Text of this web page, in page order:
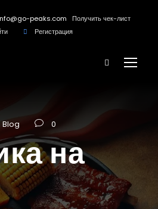
peaks.com
Получить чек-лист
Регистрация
Blog 0
на